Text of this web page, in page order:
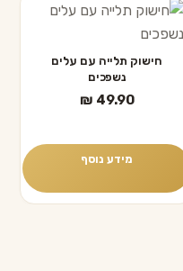
חישוק תלייה עם עלים
נשפכים
₪ 49.90
מידע נוסף